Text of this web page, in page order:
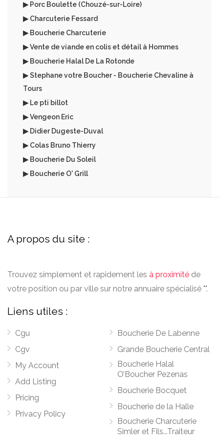
▶ Porc Boulette (Chouzé-sur-Loire)
▶ Charcuterie Fessard
▶ Boucherie Charcuterie
▶ Vente de viande en colis et détail à Hommes
▶ Boucherie Halal De La Rotonde
▶ Stephane votre Boucher - Boucherie Chevaline à
Tours
▶ Le pti billot
▶ Vengeon Eric
▶ Didier Dugeste-Duval
▶ Colas Bruno Thierry
▶ Boucherie Du Soleil
▶ Boucherie O' Grill
A propos du site :
Trouvez simplement et rapidement les à proximité de
votre position ou par ville sur notre annuaire spécialisé "".
Liens utiles :
Cgu
Cgv
My Account
Add Listing
Pricing
Privacy Policy
Boucherie De Labenne
Grande Boucherie Central
Boucherie Halal
O’Boucher Pezenas
Boucherie Bocquet
Boucherie de la Halle
Boucherie Charcuterie
Simler et Fils...Traiteur